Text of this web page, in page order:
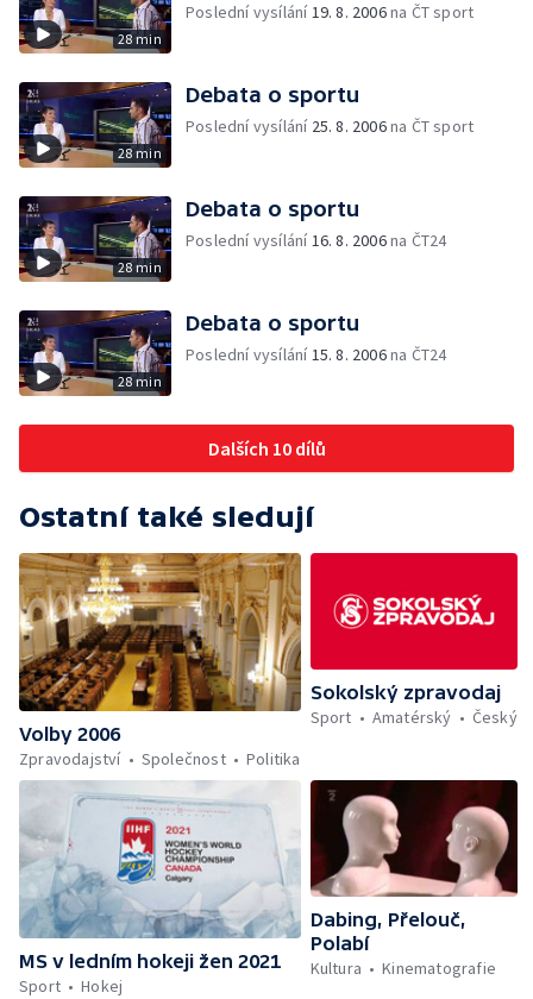
28 min
Poslední vysílání19. 8. 2006na ČT sport
28 min
Debata o sportu
Poslední vysílání 25. 8. 2006na ČT sport
28 min
Debata o sportu
Poslední vysílání16. 8. 2006na ČT24
28 min
Debata o sportu
Poslední vysílání15. 8. 2006na ČT24
Dalších 10 dílů
Ostatní také sledují
Volby 2006
Zpravodajství
Společnost Politika
Sokolský zpravodaj
Sport
Amatérský Český
MS v ledním hokeji žen 2021
Sport
Hokej
Dabing, Přelouč,
Polabí
Kultura
Kinematografie